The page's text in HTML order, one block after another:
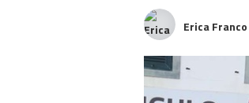
Erica Franco